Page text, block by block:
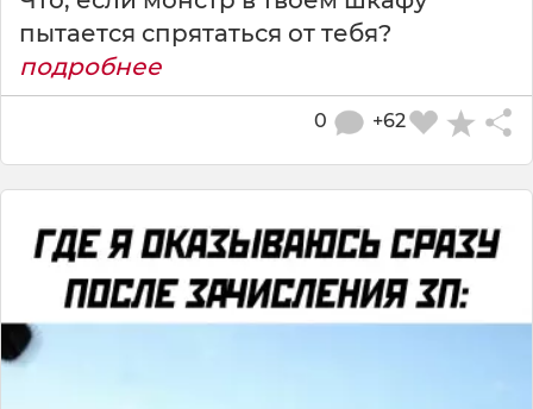
пытается спрятаться от тебя?
подробнее
+62
0